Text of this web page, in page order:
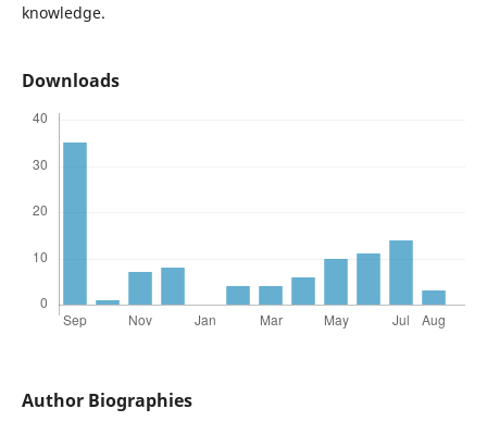
knowledge.
Downloads
Author Biographies